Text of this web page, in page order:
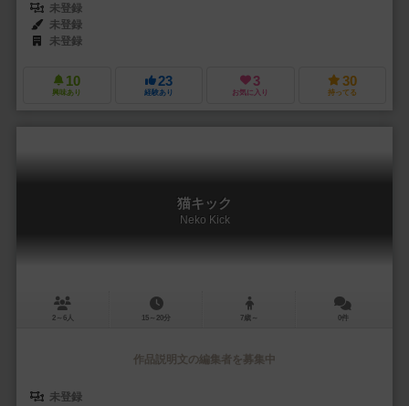
未登録
未登録
未登録
10
興味あり
23
経験あり
3
お気に入り
30
持ってる
猫キック
Neko Kick
2～6人 15～20分 7歳～ 0件
作品説明文の編集者を募集中
未登録